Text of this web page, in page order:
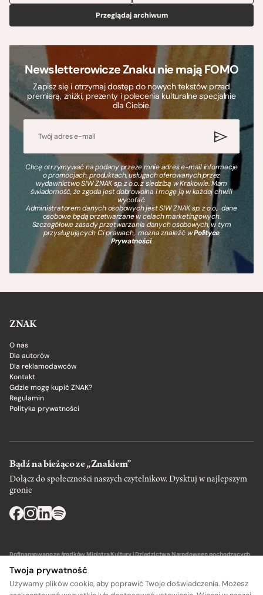
Przeglądaj archiwum
Newsletterowicze Znaku nie mają FOMO
Zapisz się i otrzymaj dostęp do nowych tekstów przed
premierą, zniżki, prezenty i polecenia kulturalne specjalnie
dla Ciebie.
Chcę otrzymywać na podany przeze mnie adres e-mail informacje
o promocjach, produktach, usługach oferowanych przez
wydawnictwo SIW ZNAK sp. z o.o. z siedzibą w Krakowie. Mam
świadomość, że zgoda jest dobrowolna i mogę ją w każdej chwili
wycofać.
Administratorem danych osobowych jest SIW ZNAK sp. z o.o., dane
osobowe będą przetwarzane w celach marketingowych.
Szczegółowe zasady przetwarzania danych osobowych, w tym
przysługujących Ci prawach, można znaleźć wPolityce
Prywatności.
ZNAK
O nas
Dla autorów
Dla reklamodawców
Kontakt
Gdzie mogę kupić ZNAK?
Regulamin
Polityka prywatności
Bądź na bieżąco ze „Znakiem”
Dołącz do społeczności naszych czytelnikow. Dysktuj w najlepszym
gronie
Dofinansowano ze środków Ministra Kultury i Dziedzictwa Narodowego pochodzących
Twoja prywatność
Używamy plików cookie, aby poprawić Twoje doświadczenia. Możesz